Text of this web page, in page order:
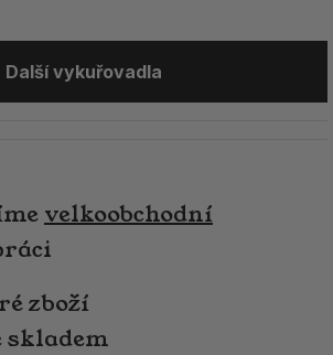
Další vykuřovadla
velkoobchodní
zboží
skladem